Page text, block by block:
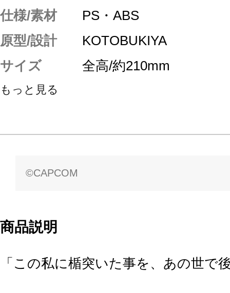
仕様/素材
PS・ABS
原型/設計
KOTOBUKIYA
サイズ
全高/約210mm
もっと見る
©CAPCOM
商品説明
「この私に楯突いた事を、あの世で